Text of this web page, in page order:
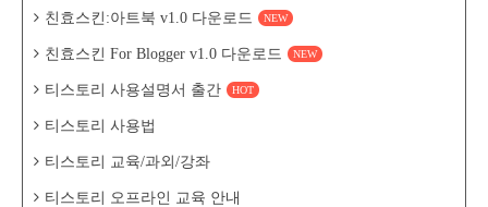
친효스킨:아트북 v1.0 다운로드 NEW
친효스킨 For Blogger v1.0 다운로드 NEW
티스토리 사용설명서 출간 HOT
티스토리 사용법
티스토리 교육/과외/강좌
티스토리 오프라인 교육 안내